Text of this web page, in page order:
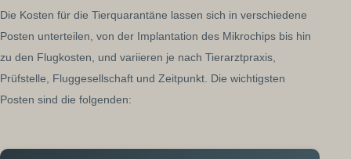
Die Kosten für die Tierquarantäne lassen sich in verschiedene
Posten unterteilen, von der Implantation des Mikrochips bis hin
zu den Flugkosten, und variieren je nach Tierarztpraxis,
Prüfstelle, Fluggesellschaft und Zeitpunkt. Die wichtigsten
Posten sind die folgenden: